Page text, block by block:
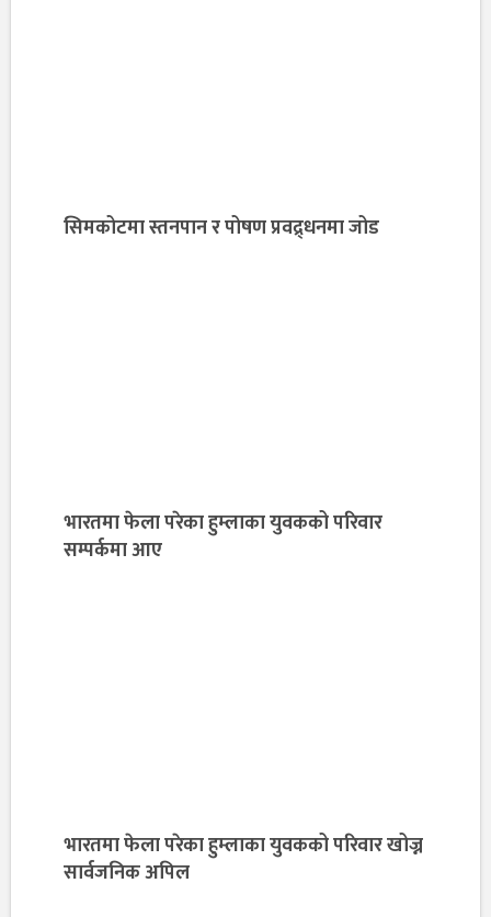
सिमकोटमा स्तनपान र पोषण प्रवद्र्धनमा जोड
भारतमा फेला परेका हुम्लाका युवकको परिवार
सम्पर्कमा आए
भारतमा फेला परेका हुम्लाका युवकको परिवार खोज्न
सार्वजनिक अपिल